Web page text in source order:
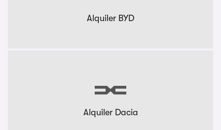
Alquiler BYD
Alquiler Dacia